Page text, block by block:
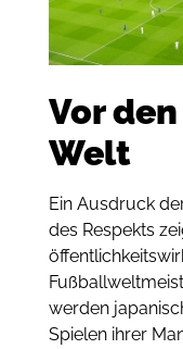
Vor
Welt
Ein Ausdruck
des Respekts
werden
Spielen ihrer